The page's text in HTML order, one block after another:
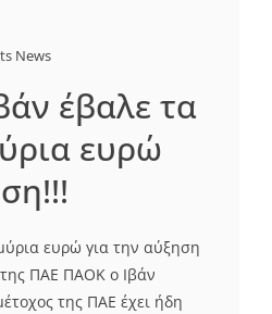
News
έβαλε τα
ευρώ
ευρώ για την αύξηση
ΠΑΕ ΠΑΟΚ ο Ιβάν
της ΠΑΕ έχει ήδη